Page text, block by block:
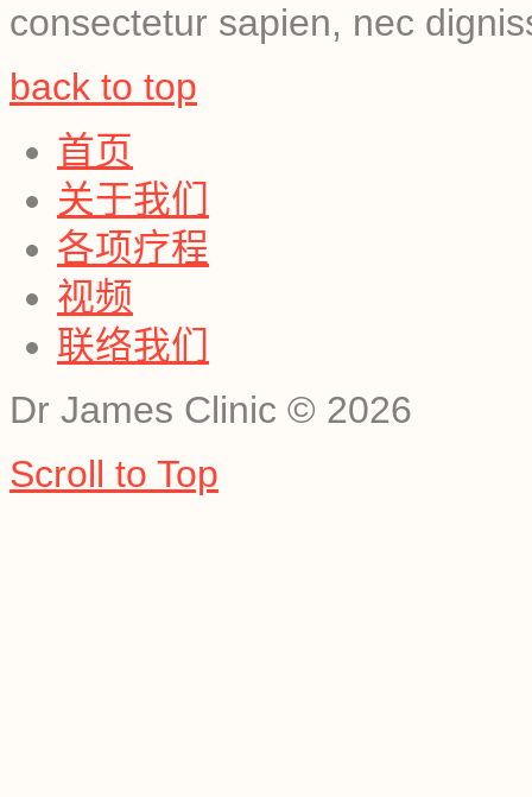
consectetur sapien, nec
back to top
首页
关于我们
各项疗程
视频
联络我们
Dr James Clinic © 2026
Scroll to Top